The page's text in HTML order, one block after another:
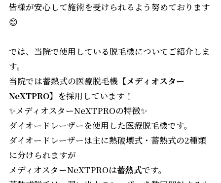
皆様が安心して施術を受けられるよう努めております
😊
では、当院で使用している脱毛機についてご紹介しま
す。
当院では蓄熱式の医療脱毛機 【メディオスター
NeXTPRO】 を採用しています！
✨メディオスターNeXTPROの特徴✨
ダイオードレーザーを使用した医療脱毛機です。
ダイオードレーザーは主に熱破壊式・蓄熱式の2種類
に分けられますが
メディオスターNeXTPROは蓄熱式です。